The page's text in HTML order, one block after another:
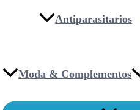
Antiparasitarios
Moda & Complementos